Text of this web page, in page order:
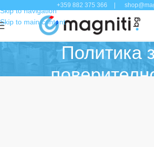
Skip to navigation
Skip to main content
+359 882 375 366
Политика